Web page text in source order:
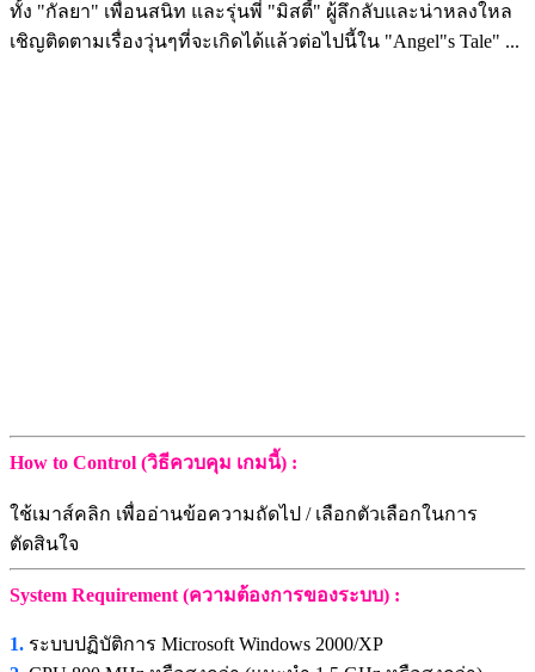
ทั้ง "กัลยา" เพื่อนสนิท และรุ่นพี่ "มิสตี้" ผู้ลึกลับและน่าหลงใหล
เชิญติดตามเรื่องวุ่นๆที่จะเกิดได้แล้วต่อไปนี้ใน "Angel"s Tale" ...
How to Control (วิธีควบคุม เกมนี้) :
ใช้เมาส์คลิก เพื่ออ่านข้อความถัดไป / เลือกตัวเลือกในการ
ตัดสินใจ
System Requirement (ความต้องการของระบบ) :
1. ระบบปฏิบัติการ Microsoft Windows 2000/XP